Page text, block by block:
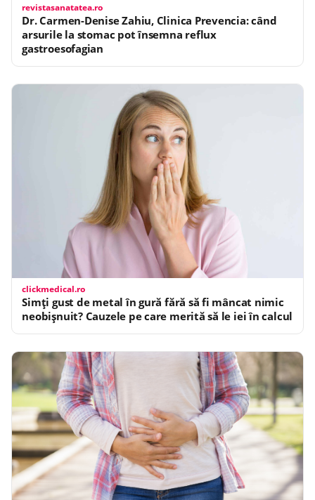
revistasanatatea.ro
Dr. Carmen-Denise Zahiu, Clinica Prevencia: când
arsurile la stomac pot însemna reflux
gastroesofagian
clickmedical.ro
Simți gust de metal în gură fără să fi mâncat nimic
neobișnuit? Cauzele pe care merită să le iei în calcul